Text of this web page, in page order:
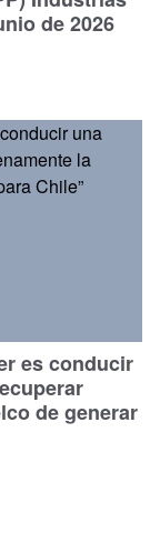
de 2026
es conducir
de generar